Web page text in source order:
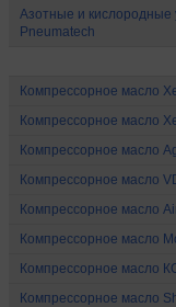
Азотные и кислородные
Pneumatech
Компрессорное масло
Компрессорное масло
Компрессорное масло
Компрессорное масло
Компрессорное масло
Компрессорное масло
Компрессорное масло
Компрессорное масло